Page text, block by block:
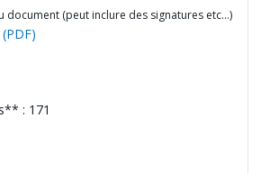
document (peut inclure des signatures etc…)
: 171